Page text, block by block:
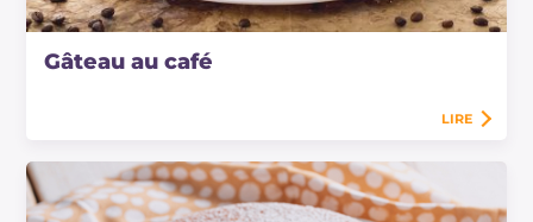
Gâteau au café
LIRE